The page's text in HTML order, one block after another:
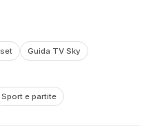
Guida TV Sky
Sport e partite